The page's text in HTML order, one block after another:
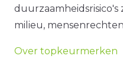
duurzaamheidsrisico's
milieu,
Over topkeurmerken